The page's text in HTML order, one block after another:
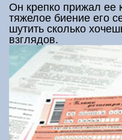
Он крепко прижал ее
тяжелое биение его
шутить сколько
взглядов.